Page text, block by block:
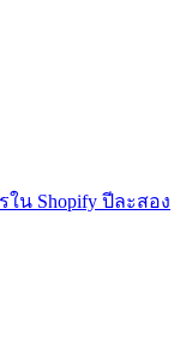
ใน Shopify ปีละสอง